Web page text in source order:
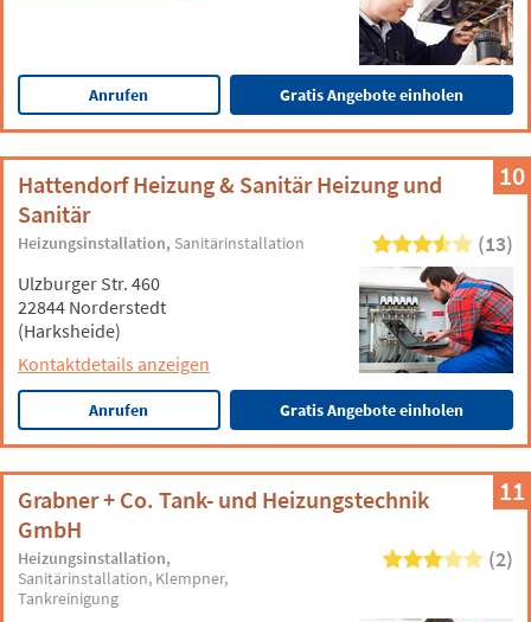
Anrufen Gratis Angebote einholen
10
Hattendorf Heizung & Sanitär Heizung und
Sanitär
Heizungsinstallation Sanitärinstallation (13)
Ulzburger Str. 460
22844 Norderstedt
(Harksheide)
Kontaktdetails anzeigen
Anrufen Gratis Angebote einholen
11
Grabner + Co. Tank- und Heizungstechnik
GmbH
Heizungsinstallation
Sanitärinstallation Klempner
Tankreinigung
(2)